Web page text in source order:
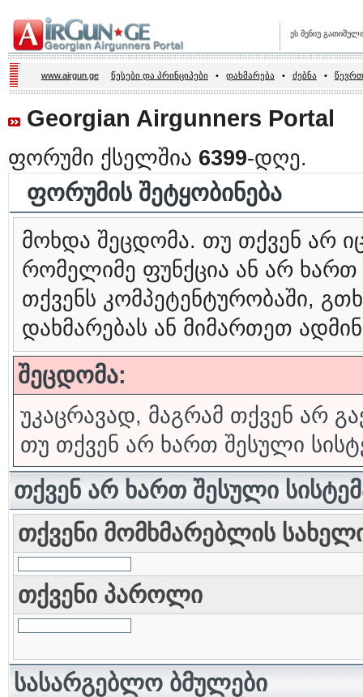
ეს მენიუ
www.airgun.ge წესები და პრინციპები • დახმარება • ძებნა •
Georgian Airgunners Portal
ფორუმი ქსელშია 6399-დღე.
ფორუმის შეტყობინება
მოხდა შეცდომა. თუ თქვენ არ
რომელიმე ფუნქცია ან არ ხართ
თქვენს კომპეტენტურობაში,
დახმარებას ან მიმართეთ
შეცდომა:
უკაცრავად, მაგრამ თქვენ არ
თუ თქვენ არ ხართ შესული
თქვენ არ ხართ შესული
თქვენი მომხმარებლის
თქვენი პაროლი
სასარგებლო ბმულები